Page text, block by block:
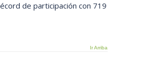
de participación con 719
Ir Arriba